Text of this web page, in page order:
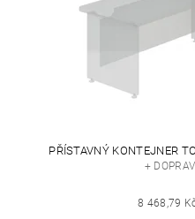
PŘÍSTAVNÝ KONTEJNER
+
8 468,79